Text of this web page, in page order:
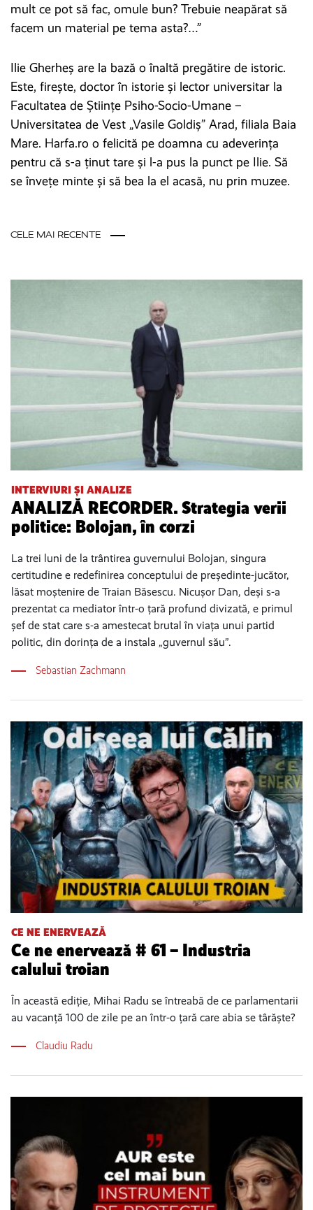
mult ce pot să fac, omule bun? Trebuie neapărat să
facem un material pe tema asta?…”
Ilie Gherheş are la bază o înaltă pregătire de istoric.
Este, firește, doctor în istorie și lector universitar la
Facultatea de Ştiinţe Psiho-Socio-Umane –
Universitatea de Vest „Vasile Goldiș” Arad, filiala Baia
Mare. Harfa.ro o felicită pe doamna cu adeverința
pentru că s-a ținut tare și l-a pus la punct pe Ilie. Să
se învețe minte și să bea la el acasă, nu prin muzee.
CELE MAI RECENTE
INTERVIURI ȘI ANALIZE
ANALIZĂ RECORDER. Strategia verii
politice: Bolojan, în corzi
La trei luni de la trântirea guvernului Bolojan, singura
certitudine e redefinirea conceptului de președinte-jucător,
lăsat moștenire de Traian Băsescu. Nicușor Dan, deși s-a
prezentat ca mediator într-o țară profund divizată, e primul
șef de stat care s-a amestecat brutal în viața unui partid
politic, din dorința de a instala „guvernul său”.
Sebastian Zachmann
CE NE ENERVEAZĂ
Ce ne enervează # 61 – Industria
calului troian
În această ediție, Mihai Radu se întreabă de ce parlamentarii
au vacanță 100 de zile pe an într-o țară care abia se târăște?
Claudiu Radu